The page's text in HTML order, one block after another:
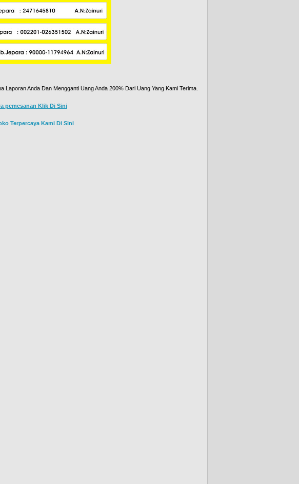
Laporan Anda Dan Mengganti Uang Anda 200% Dari Uang Yang Kami Terima.
pemesanan Klik Di Sini
Terpercaya Kami Di Sini